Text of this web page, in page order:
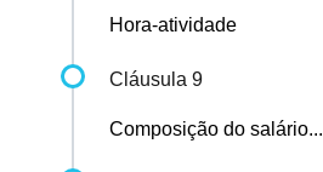
Hora-atividade
Cláusula 9
Composição do salário...